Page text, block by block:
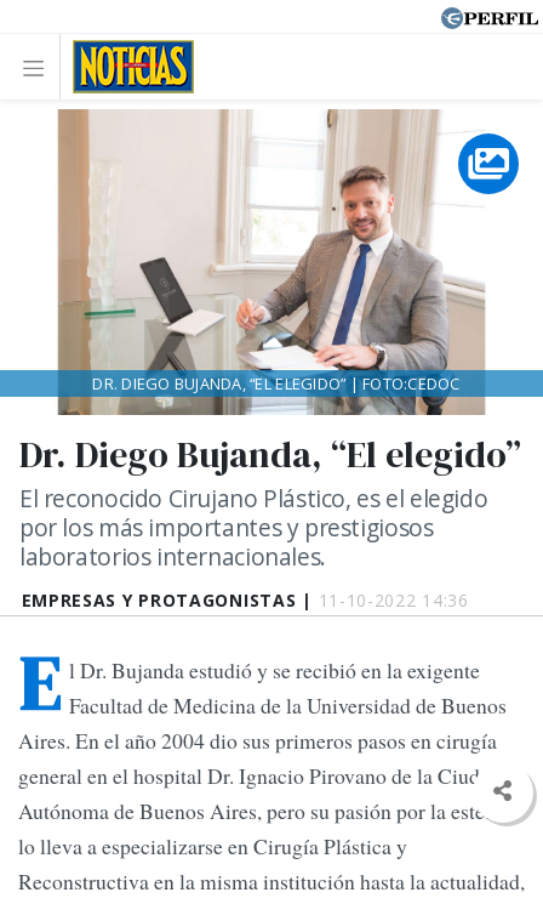
EMPRESAS Y PROTAGONISTAS | 11-10-2022 14:36
Dr. Diego Bujanda, “El elegido”
El reconocido Cirujano Plástico, es el elegido
por los más importantes y prestigiosos
laboratorios internacionales.
DR. DIEGO BUJANDA, “EL ELEGIDO” | FOTO:CEDOC
E l Dr. Bujanda estudió y se recibió en la exigente
Facultad de Medicina de la Universidad de Buenos
Aires. En el año 2004 dio sus primeros pasos en cirugía
general en el hospital Dr. Ignacio Pirovano de la Ciudad
Autónoma de Buenos Aires, pero su pasión por la estética
lo lleva a especializarse en Cirugía Plástica y
Reconstructiva en la misma institución hasta la actualidad,